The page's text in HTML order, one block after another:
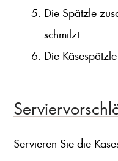
Die Spätzle
schmilzt.
Die
Servieren Sie die